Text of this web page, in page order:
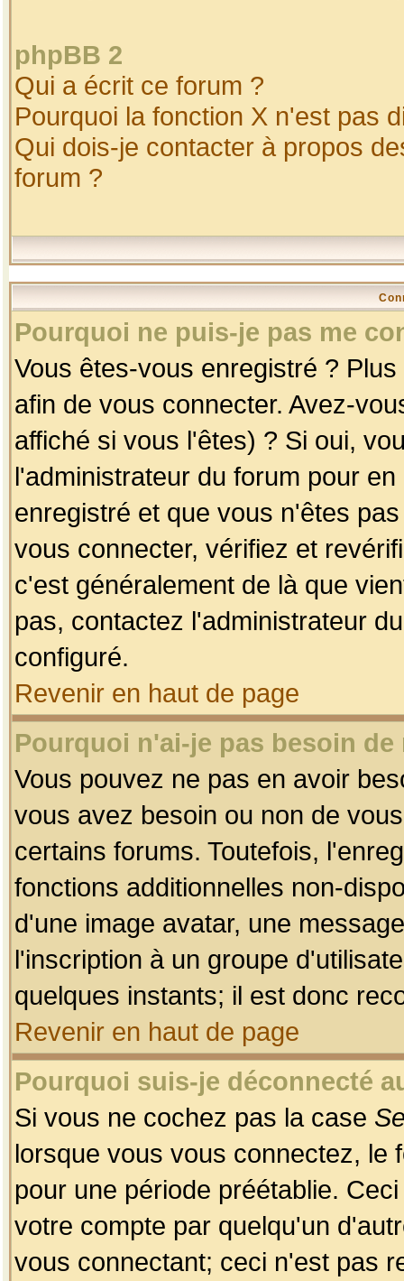
phpBB 2
Qui a écrit ce forum ?
Pourquoi la fonction X n'est pas
Qui dois-je contacter à propos
forum ?
Pourquoi ne puis-je pas me
Vous êtes-vous enregistré ?
afin de vous connecter. Avez-
affiché si vous l'êtes) ? Si oui,
l'administrateur du forum pour
enregistré et que vous n'êtes
vous connecter, vérifiez et
c'est généralement de là que
pas, contactez l'administrateur
configuré.
Revenir en haut de page
Pourquoi n'ai-je pas besoin
Vous pouvez ne pas en avoir
vous avez besoin ou non de
certains forums. Toutefois,
fonctions additionnelles non-
d'une image avatar, une
l'inscription à un groupe
quelques instants; il est donc
Revenir en haut de page
Pourquoi suis-je déconnecté
Si vous ne cochez pas la case
lorsque vous vous connectez, le
pour une période préétablie.
votre compte par quelqu'un
vous connectant; ceci n'est pas